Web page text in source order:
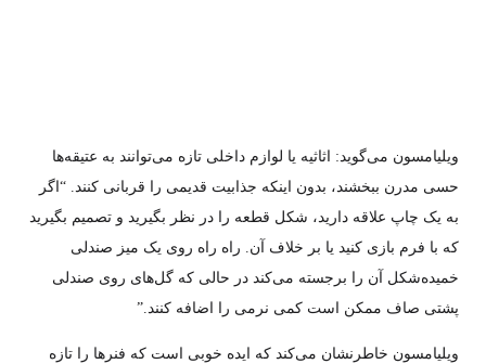
ویلیامسون می‌گوید: اثاثیه یا لوازم داخلی تازه می‌توانند به عتیقه‌ها
حسی مدرن ببخشند، بدون اینکه جذابیت قدیمی را قربانی کنند. “اگر
به یک چاپ علاقه دارید، شکل قطعه را در نظر بگیرید و تصمیم بگیرید
که با فرم بازی کنید یا بر خلاف آن. راه راه روی یک میز صندلی
خمیده‌شکل آن را برجسته می‌کند در حالی که گل‌های روی صندلی
پشتی صاف ممکن است کمی نرمی را اضافه کنند.”
ویلیامسون خاطرنشان می‌کند که ایده خوبی است که فنرها را تازه